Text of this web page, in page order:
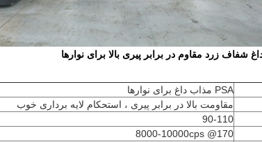
PSA مذاب داغ برای نوارها
مقاومت بالا در برابر پیری ، استحکام لایه برداری خوب
90-110
8000-10000cps @170